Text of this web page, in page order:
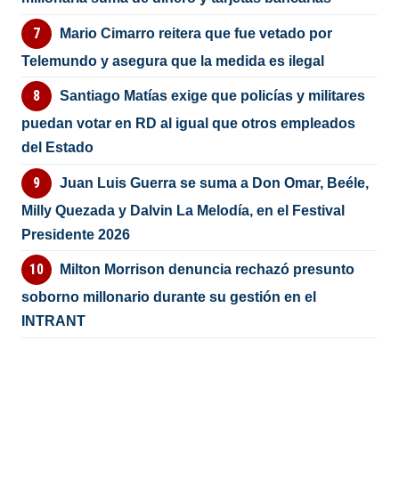
Mario Cimarro reitera que fue vetado por
Telemundo y asegura que la medida es ilegal
Santiago Matías exige que policías y militares
puedan votar en RD al igual que otros empleados
del Estado
Juan Luis Guerra se suma a Don Omar, Beéle,
Milly Quezada y Dalvin La Melodía, en el Festival
Presidente 2026
Milton Morrison denuncia rechazó presunto
soborno millonario durante su gestión en el
INTRANT